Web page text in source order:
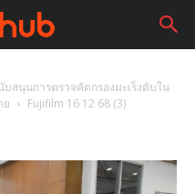
สนุนการตรวจคัดกรองมะเร็งตับใน
ย
Fujifilm 16 12 68 (3)